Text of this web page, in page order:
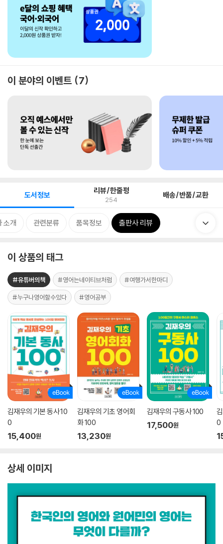
이 분야의 이벤트 7
도서정보 리뷰/한줄평
254 배송/반품/교환
소개 관련분류 품목정보 출판사 리뷰
이 상품의 태그
#유튜버의책 #영어는네이티브처럼 #여행가서한마디
#누구나영어할수있다 #영어공부
김재우의 기본 동사 10
0
15,400원
김재우의 기초 영어회
화 100
13,230원
김재우의 구동사 100
17,500원
0
상세 이미지